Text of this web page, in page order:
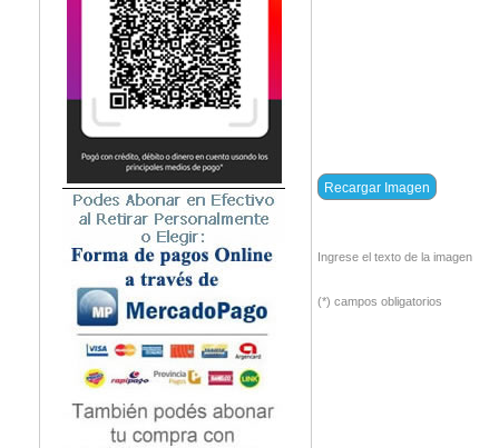
Ingrese el texto de la imagen
(*) campos obligatorios